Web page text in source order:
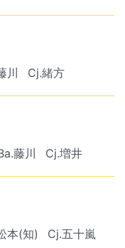
川 Cj.緒方
藤川 Cj.増井
本(知) Cj.五十嵐